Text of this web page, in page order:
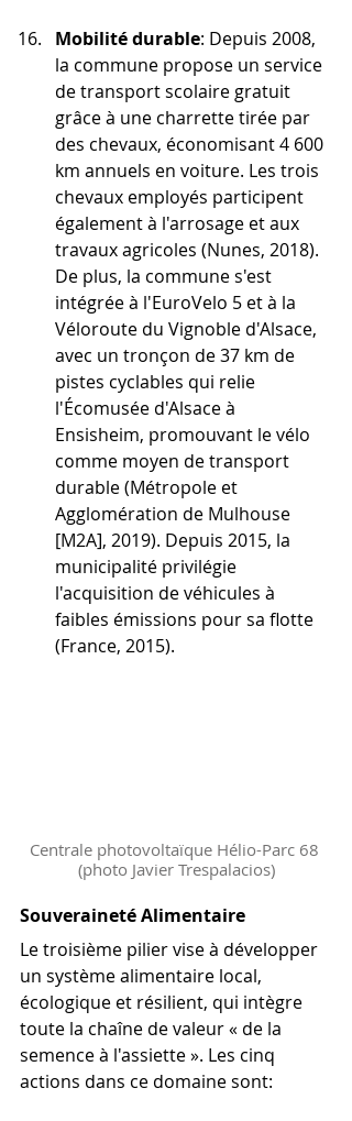
Mobilité durable: Depuis 2008,
la commune propose un service
de transport scolaire gratuit
grâce à une charrette tirée par
des chevaux, économisant 4 600
km annuels en voiture. Les trois
chevaux employés participent
également à l'arrosage et aux
travaux agricoles (Nunes, 2018).
De plus, la commune s'est
intégrée à l'EuroVelo 5 et à la
Véloroute du Vignoble d'Alsace,
avec un tronçon de 37 km de
pistes cyclables qui relie
l'Écomusée d'Alsace à
Ensisheim, promouvant le vélo
comme moyen de transport
durable (Métropole et
Agglomération de Mulhouse
[M2A], 2019). Depuis 2015, la
municipalité privilégie
l'acquisition de véhicules à
faibles émissions pour sa flotte
(France, 2015).
Centrale photovoltaïque Hélio-Parc 68
(photo Javier Trespalacios)
Souveraineté Alimentaire
Le troisième pilier vise à développer
un système alimentaire local,
écologique et résilient, qui intègre
toute la chaîne de valeur « de la
semence à l'assiette ». Les cinq
actions dans ce domaine sont: